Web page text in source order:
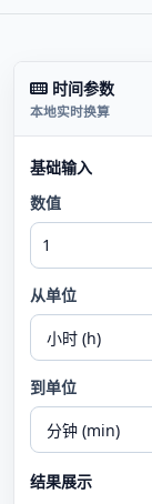
时间参数
本地实时换算
基础输入
数值
从单位
到单位
结果展示